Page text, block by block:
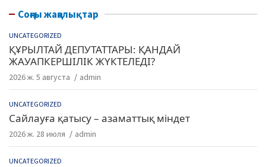
Соңғы жаңалықтар
UNCATEGORIZED
ҚҰРЫЛТАЙ ДЕПУТАТТАРЫ: ҚАНДАЙ
ЖАУАПКЕРШІЛІК ЖҮКТЕЛЕДІ?
2026 ж. 5 августа admin
UNCATEGORIZED
Сайлауға қатысу – азаматтық міндет
2026 ж. 28 июля admin
UNCATEGORIZED